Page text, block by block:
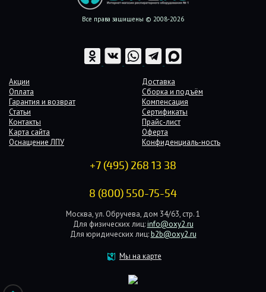
Все права защищены © 2008-2026
Акции
Доставка
Оплата
Сборка и подъём
Гарантия и возврат
Компенсация
Статьи
Сертификаты
Контакты
Прайс-лист
Карта сайта
Оферта
Оснащение ЛПУ
Конфиденциаль-ность
+7 (495) 268 13 38
8 (800) 550-75-54
Москва, ул. Обручева, дом 34/63, стр. 1
Для физических лиц: info@oxy2.ru
Для юридических лиц: b2b@oxy2.ru
Мы на карте